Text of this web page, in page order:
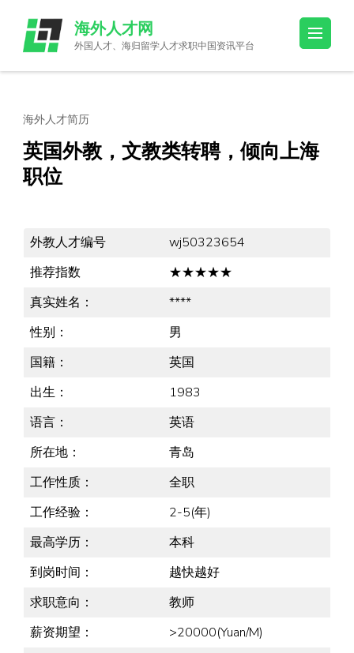
content
(Press
海外人才网
外国人才、海归留学人才求职中国资讯平台
海外人才简历
英国外教，文教类转聘，倾向上海
职位
外教人才编号
wj50323654
推荐指数
★★★★★
真实姓名：
****
性别：
男
国籍：
英国
出生：
1983
语言：
英语
所在地：
青岛
工作性质：
全职
工作经验：
2-5(年)
最高学历：
本科
到岗时间：
越快越好
求职意向：
教师
薪资期望：
>20000(Yuan/M)